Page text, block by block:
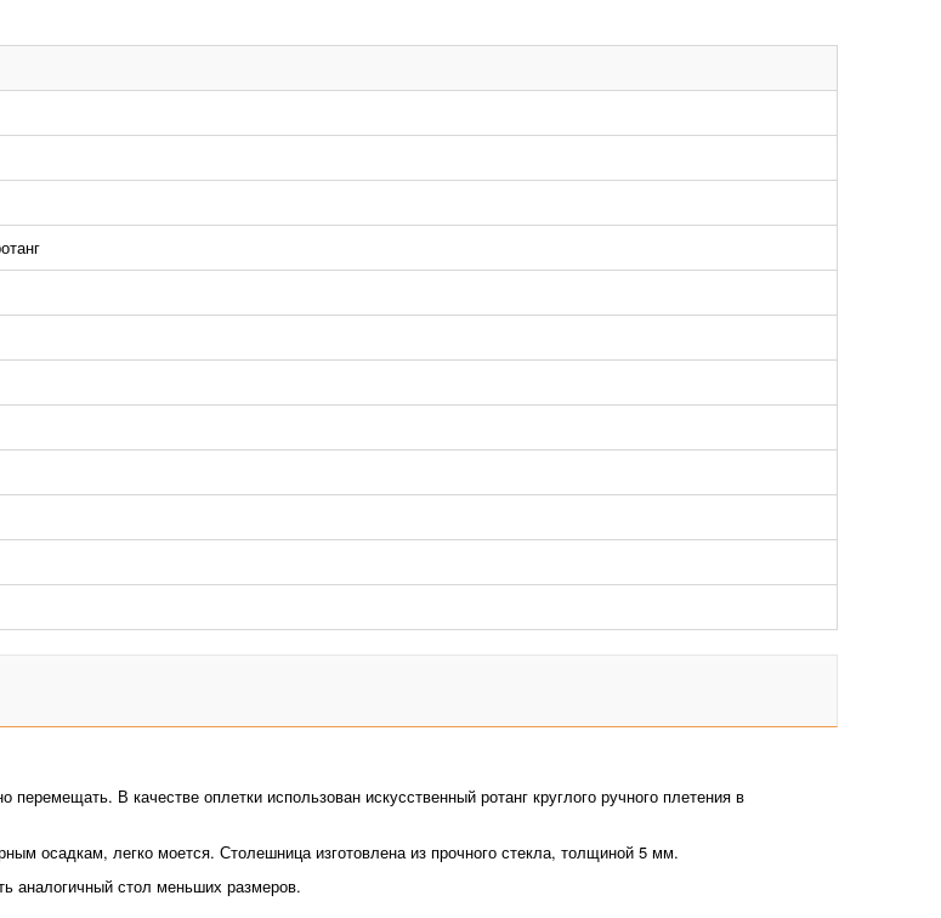
В качестве оплетки использован искусственный ротанг круглого ручного плетения в
осадкам, легко моется. Столешница изготовлена из прочного стекла, толщиной 5 мм.
аналогичный стол меньших размеров.